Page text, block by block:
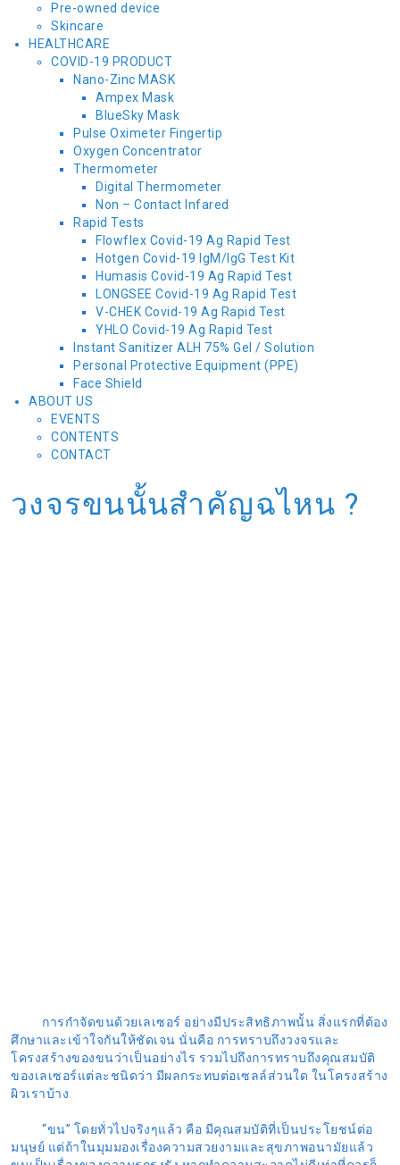
Pre-owned device
Skincare
HEALTHCARE
COVID-19 PRODUCT
Nano-Zinc MASK
Ampex Mask
BlueSky Mask
Pulse Oximeter Fingertip
Oxygen Concentrator
Thermometer
Digital Thermometer
Non – Contact Infared
Rapid Tests
Flowflex Covid-19 Ag Rapid Test
Hotgen Covid-19 IgM/IgG Test Kit
Humasis Covid-19 Ag Rapid Test
LONGSEE Covid-19 Ag Rapid Test
V-CHEK Covid-19 Ag Rapid Test
YHLO Covid-19 Ag Rapid Test
Instant Sanitizer ALH 75% Gel / Solution
Personal Protective Equipment (PPE)
Face Shield
ABOUT US
EVENTS
CONTENTS
CONTACT
วงจรขนนั้นสำคัญฉไหน ?
การกำจัดขนด้วยเลเซอร์ อย่างมีประสิทธิภาพนั้น สิ่งแรกที่ต้อง
ศึกษาและเข้าใจกันให้ชัดเจน นั่นคือ การทราบถึงวงจรและ
โครงสร้างของขนว่าเป็นอย่างไร รวมไปถึงการทราบถึงคุณสมบัติ
ของเลเซอร์แต่ละชนิดว่า มีผลกระทบต่อเซลล์ส่วนใด ในโครงสร้าง
ผิวเราบ้าง
“ขน” โดยทั่วไปจริงๆแล้ว คือ มีคุณสมบัติที่เป็นประโยชน์ต่อ
มนุษย์ แต่ถ้าในมุมมองเรื่องความสวยงามและสุขภาพอนามัยแล้ว